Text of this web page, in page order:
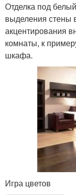
Отделка под
выделения стены
акцентирования
комнаты, к
шкафа.
Игра цветов